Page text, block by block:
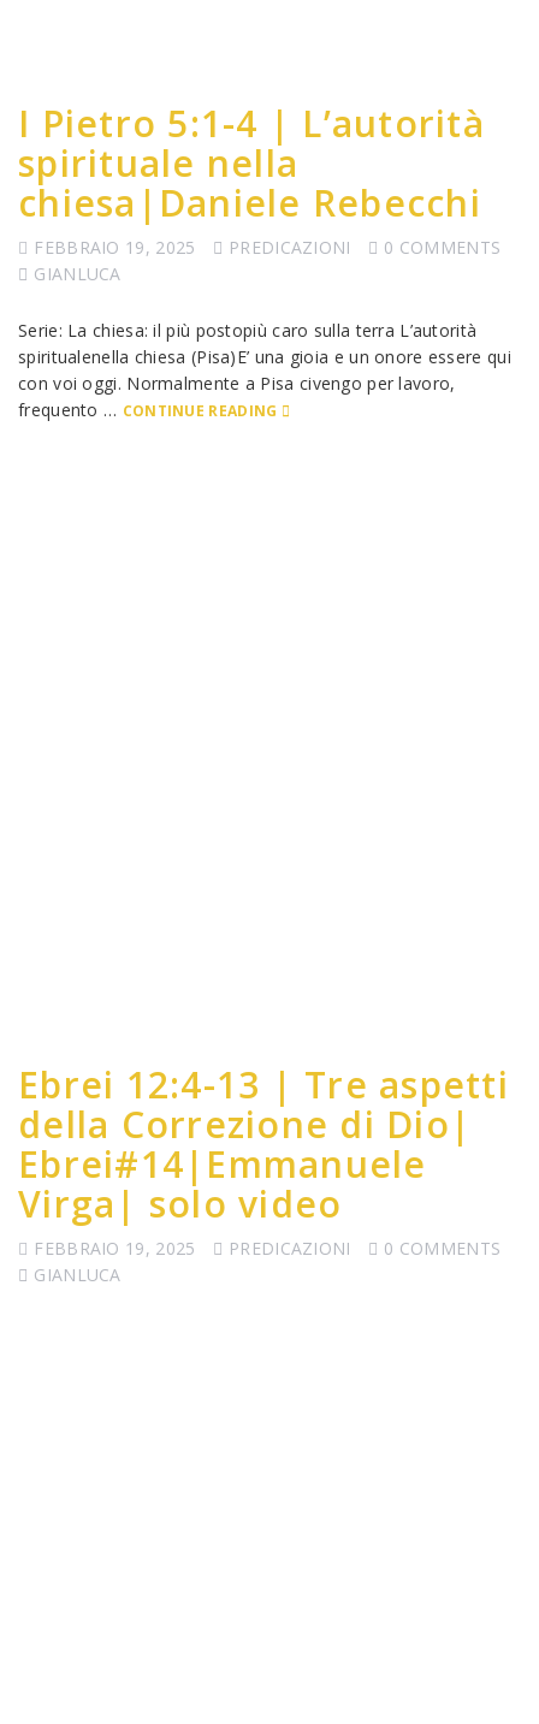
I Pietro 5:1-4 | L’autorità
spirituale nella
chiesa|Daniele Rebecchi
FEBBRAIO 19, 2025 PREDICAZIONI
0 COMMENTS
GIANLUCA
Serie: La chiesa: il più postopiù caro sulla terra L’autorità
spiritualenella chiesa (Pisa)E’ una gioia e un onore essere qui
con voi oggi. Normalmente a Pisa civengo per lavoro,
frequento … CONTINUE READING
Ebrei 12:4-13 | Tre aspetti
della Correzione di Dio|
Ebrei#14|Emmanuele
Virga| solo video
FEBBRAIO 19, 2025 PREDICAZIONI
0 COMMENTS
GIANLUCA